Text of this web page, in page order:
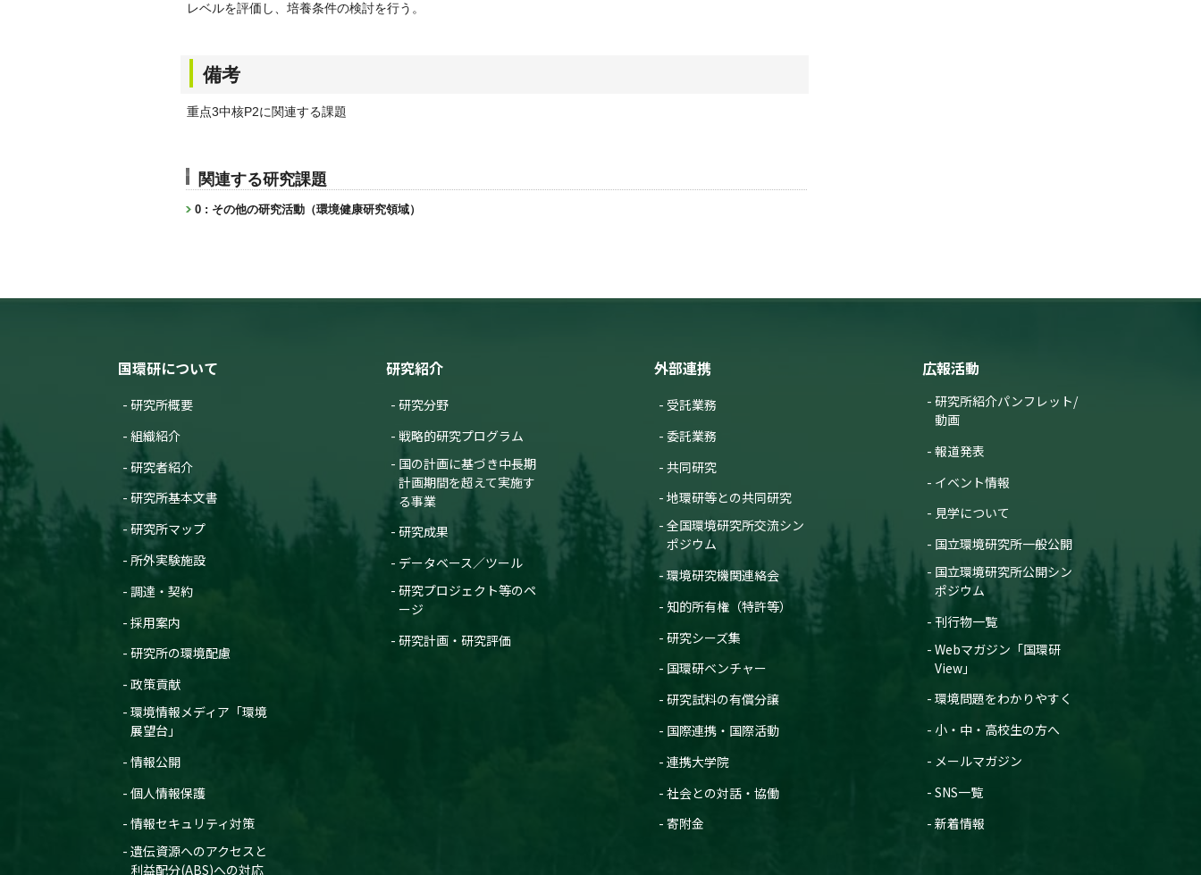
レベルを評価し、培養条件の検討を行う。
備考
重点3中核P2に関連する課題
関連する研究課題
0 : その他の研究活動（環境健康研究領域）
国環研について
研究所概要
組織紹介
研究者紹介
研究所基本文書
研究所マップ
所外実験施設
調達・契約
採用案内
研究所の環境配慮
政策貢献
環境情報メディア「環境
展望台」
情報公開
個人情報保護
情報セキュリティ対策
遺伝資源へのアクセスと
利益配分(ABS)への対応
研究紹介
研究分野
戦略的研究プログラム
国の計画に基づき中長期
計画期間を超えて実施す
る事業
研究成果
データベース／ツール
研究プロジェクト等のペ
ージ
研究計画・研究評価
外部連携
受託業務
委託業務
共同研究
地環研等との共同研究
全国環境研究所交流シン
ポジウム
環境研究機関連絡会
知的所有権（特許等）
研究シーズ集
国環研ベンチャー
研究試料の有償分譲
国際連携・国際活動
連携大学院
社会との対話・協働
寄附金
広報活動
研究所紹介パンフレット/
動画
報道発表
イベント情報
見学について
国立環境研究所一般公開
国立環境研究所公開シン
ポジウム
刊行物一覧
Webマガジン「国環研
View」
環境問題をわかりやすく
小・中・高校生の方へ
メールマガジン
SNS一覧
新着情報